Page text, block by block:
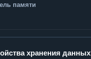
памяти
хранения данных